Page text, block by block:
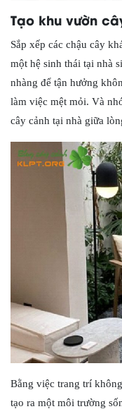
Tạo khu vườn
Sắp xếp các chậu cây
một hệ sinh thái tại nhà
nhàng để tận hưởng
làm việc mệt mỏi. Và
cây cảnh tại nhà giữa
Bằng việc trang trí
tạo ra một môi trường